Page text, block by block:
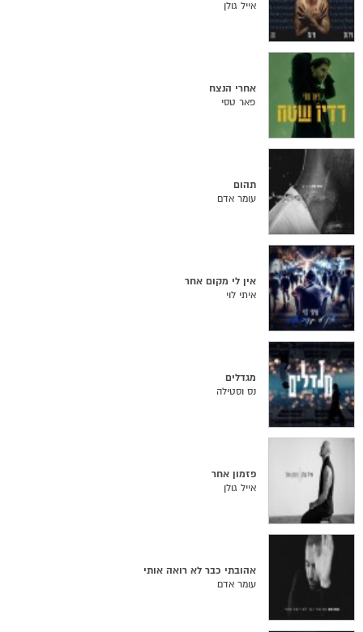
אייל גולן
אחרי הנצח
פאר טסי
תהום
עומר אדם
אין לי מקום אחר
איתי לוי
מגדלים
נס וסטילה
פזמון אחר
אייל גולן
אהובתי כבר לא רואה אותי
עומר אדם